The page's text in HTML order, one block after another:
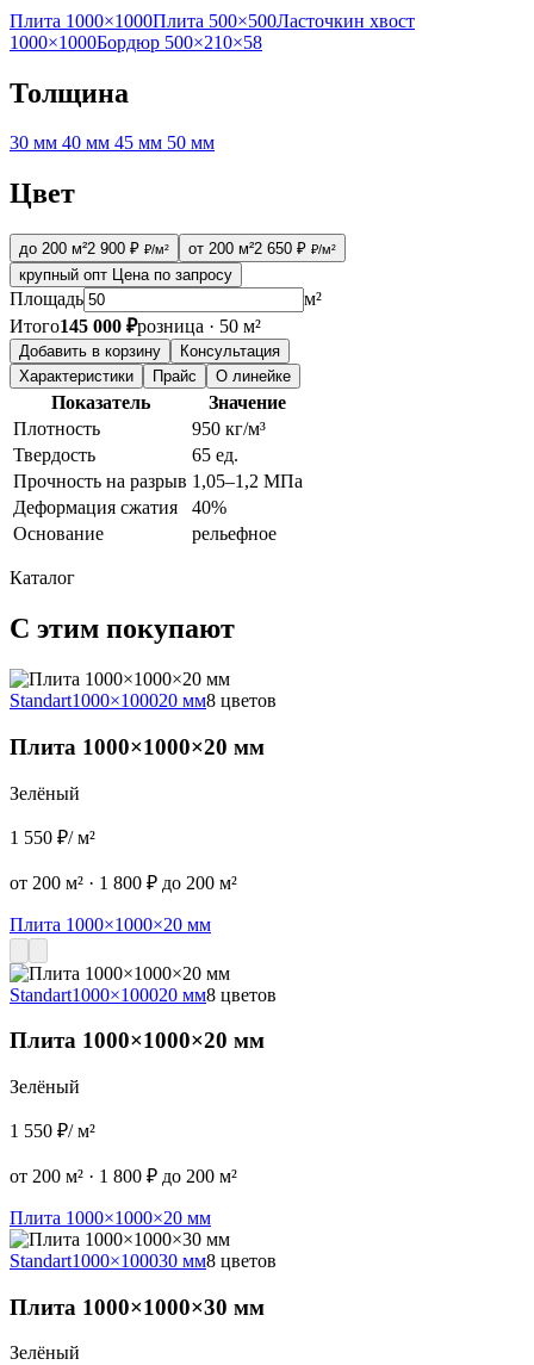
Плита 1000×1000Плита 500×500Ласточкин хвост
1000×1000Бордюр 500×210×58
Толщина
30 мм 40 мм 45 мм 50 мм
Цвет
до 200 м²2 900 ₽ ₽/м² от 200 м²2 650 ₽ ₽/м²
крупный опт Цена по запросу
Площадь
м²
Итого145 000 ₽розница · 50 м²
Добавить в корзину
Консультация
Характеристики
Прайс О линейке
Показатель
Значение
Плотность
950 кг/м³
Твердость
65 ед.
Прочность на разрыв 1,05–1,2 МПа
Деформация сжатия
40%
Основание
рельефное
Каталог
С этим покупают
Standart1000×100020 мм8 цветов
Плита 1000×1000×20 мм
Зелёный
1 550 ₽/ м²
от 200 м² · 1 800 ₽ до 200 м²
Плита 1000×1000×20 мм
Standart1000×100020 мм8 цветов
Плита 1000×1000×20 мм
Зелёный
1 550 ₽/ м²
от 200 м² · 1 800 ₽ до 200 м²
Плита 1000×1000×20 мм
Standart1000×100030 мм8 цветов
Плита 1000×1000×30 мм
Зелёный